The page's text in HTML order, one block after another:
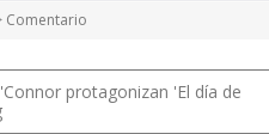
Comentario
protagonizan 'El día de